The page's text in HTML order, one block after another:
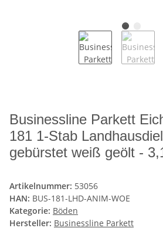
Businessline Parkett
181 1-Stab
gebürstet weiß geölt -
Artikelnummer: 53056
HAN: BUS-181-LHD-ANIM-WOE
Kategorie: Böden
Hersteller: Businessline Parkett